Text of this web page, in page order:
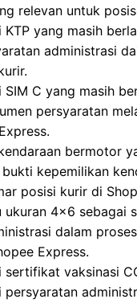
relevan untuk
yang masih
administrasi
C yang masih
persyaratan
bermotor
kepemilikan
posisi kurir di
4×6 sebagai
dalam
Express.
vaksinasi
persyaratan